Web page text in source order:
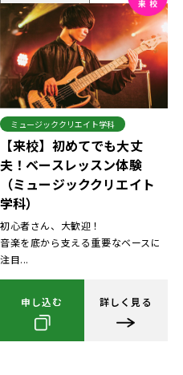
ミュージッククリエイト学科
【来校】初めてでも大丈
夫！ベースレッスン体験
（ミュージッククリエイト
学科）
初心者さん、大歓迎！
音楽を底から支える重要なベースに
注目...
申し込む 詳しく見る